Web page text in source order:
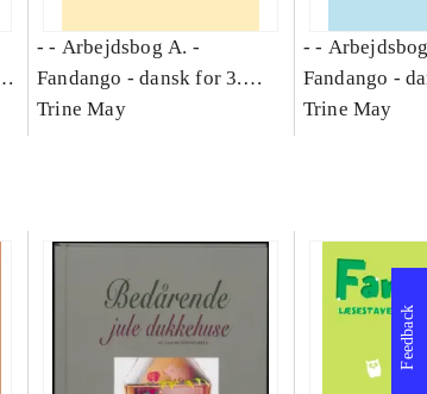
- - Arbejdsbog A. -
Fandango - dansk for 3.
klasse : grundbog. - -
Trine May
- -
Fandango -
klasse :
Trine May
Feedback